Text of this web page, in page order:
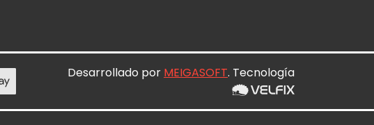
Desarrollado por MEIGASOFT. Tecnología